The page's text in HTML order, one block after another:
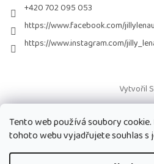
Tento web používá soubory
tohoto webu vyjadřujete souhlas s
v
ý
p
u
+420 702 095 053
https://www.facebook.com/jillylenau
https://www.instagram.com/
Vytvořil
Copyright 2026Paruky Jilly Lenau